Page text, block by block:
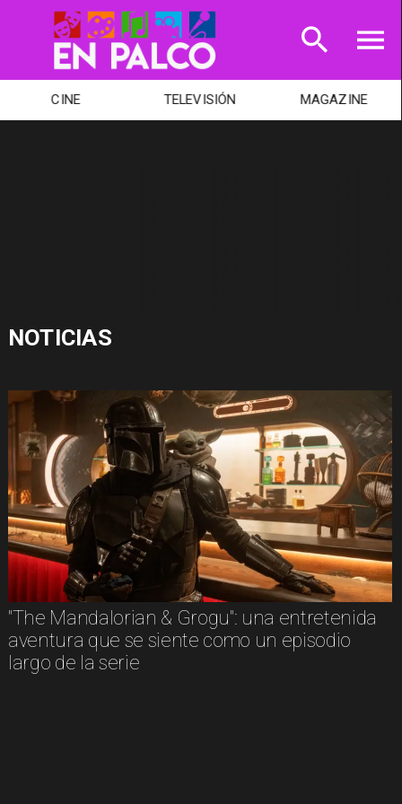
CINE TELEVISIÓN MAGAZINE
NOTICIAS
"The Mandalorian & Grogu": una entretenida
aventura que se siente como un episodio
largo de la serie